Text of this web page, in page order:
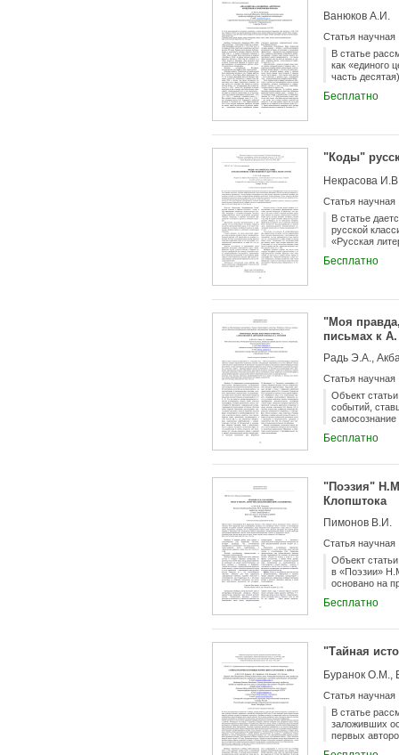
подачи
идее
письмах» он
указывал на
на открытый
Ванюков А.И.
Статья научная
В статье
как «единого
часть
Бесплатно
"Коды"
Некрасова
Статья научная
В статье
русской
«Русская
программа
Бесплатно
"Моя
письмах к
Радь Э.А.,
Статья научная
Объект
событий,
одиночества,
подругой по
Бесплатно
"Поэзия"
Клопштока
Пимонов В.И.
Статья научная
Объект
в «Поэзии»
основано на
авторов (У.
Бесплатно
"Тайная
Буранок О.М.,
Статья научная
В статье
заложивших
первых